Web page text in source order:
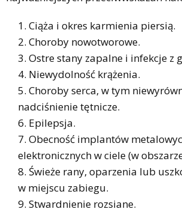
Ciąża i okres karmienia piersią.
Choroby nowotworowe.
Ostre stany zapalne i infekcje z
Niewydolność krążenia.
Choroby serca, w tym
nadciśnienie tętnicze.
Epilepsja.
Obecność implantów
elektronicznych w ciele (w
Świeże rany, oparzenia lub
w miejscu zabiegu.
Stwardnienie rozsiane.